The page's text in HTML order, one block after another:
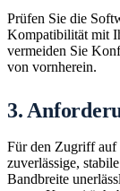
Prüfen Sie die
Kompatibilität mit
vermeiden Sie
von vornherein.
3.
Für den Zugriff auf
zuverlässige,
Bandbreite